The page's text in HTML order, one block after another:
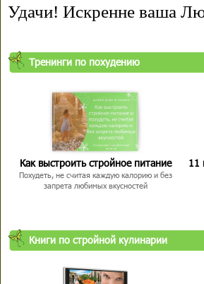
Удачи! Искренне ваша
Тренинги по похудению
Как выстроить стройное питание
Похудеть, не считая каждую калорию и без
запрета любимых вкусностей
11
Книги по стройной кулинарии